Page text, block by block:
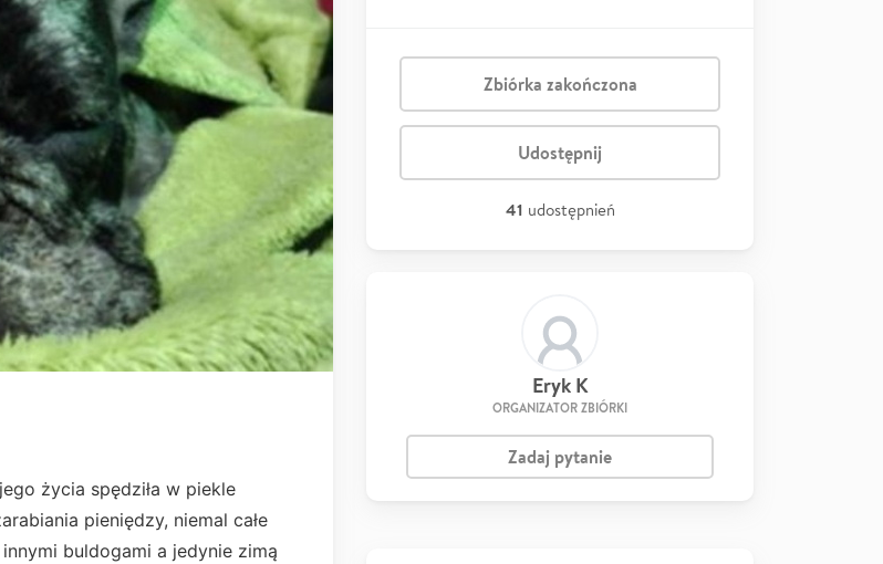
życia spędziła w piekle
pieniędzy, niemal całe
buldogami a jedynie zimą
Zbiórka zakończona
Udostępnij
41 udostępnień
Eryk K
ORGANIZATOR ZBIÓRKI
Zadaj pytanie